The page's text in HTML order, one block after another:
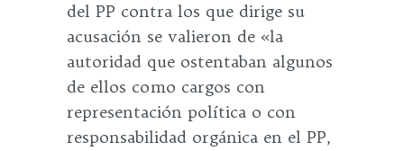
del PP contra los que dirige su
acusación se valieron de «la
autoridad que ostentaban algunos
de ellos como cargos con
representación política o con
responsabilidad orgánica en el PP,